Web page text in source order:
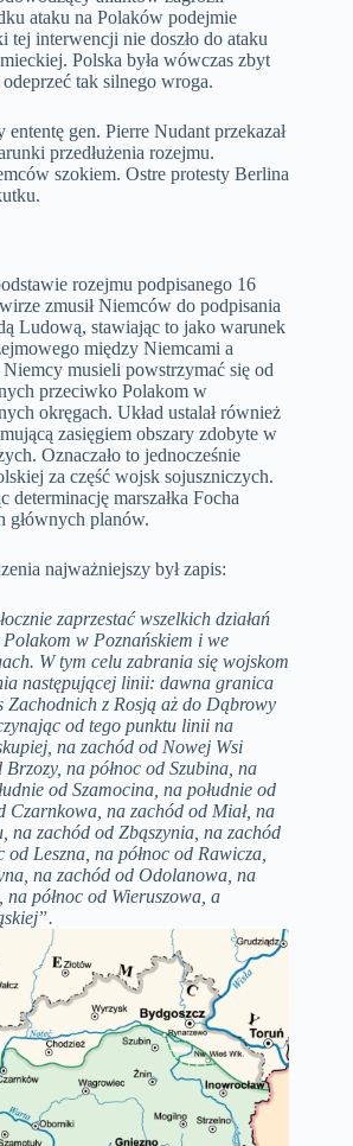
ataku na Polaków podejmie
tej interwencji nie doszło do ataku
Polska była wówczas zbyt
odeprzeć tak silnego wroga.
ententę gen. Pierre Nudant przekazał
przedłużenia rozejmu.
szokiem. Ostre protesty Berlina
rozejmu podpisanego 16
zmusił Niemców do podpisania
Ludową, stawiając to jako warunek
między Niemcami a
musieli powstrzymać się od
przeciwko Polakom w
okręgach. Układ ustalał również
zasięgiem obszary zdobyte w
Oznaczało to jednocześnie
za część wojsk sojuszniczych.
determinację marszałka Focha
głównych planów.
najważniejszy był zapis:
zaprzestać wszelkich działań
w Poznańskiem i we
W tym celu zabrania się wojskom
następującej linii: dawna granica
Zachodnich z Rosją aż do Dąbrowy
od tego punktu linii na
na zachód od Nowej Wsi
na północ od Szubina, na
od Szamocina, na południe od
Czarnkowa, na zachód od Miał, na
na zachód od Zbąszynia, na zachód
od Leszna, na północ od Rawicza,
na zachód od Odolanowa, na
na północ od Wieruszowa, a